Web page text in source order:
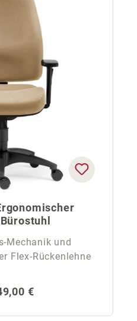
Mechanik und
Flex-Rückenlehne
Preis:
€